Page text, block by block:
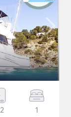
2 1